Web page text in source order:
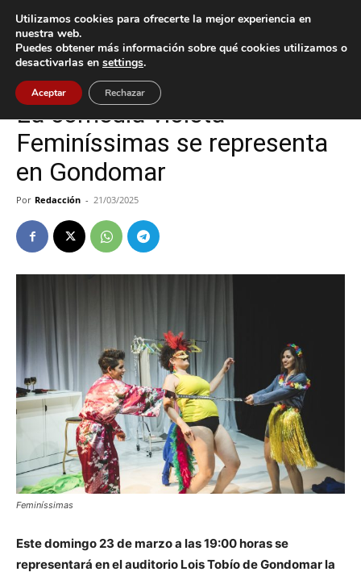
Inicio Cultura / Ocio
Cultura / Ocio Gondomar
La comedia violeta
Feminíssimas se representa
en Gondomar
Por Redacción - 21/03/2025
Feminíssimas
Este domingo 23 de marzo a las 19:00 horas se
representará en el auditorio Lois Tobío de Gondomar la
Utilizamos cookies para ofrecerte la mejor experiencia en
nuestra web.
Puedes obtener más información sobre qué cookies utilizamos o
desactivarlas en settings.
Aceptar Rechazar